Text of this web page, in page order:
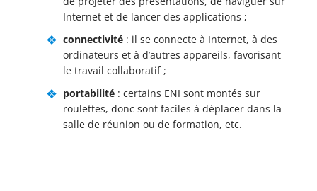
Internet et de lancer des applications ;
connectivité : il se connecte à Internet, à des
ordinateurs et à d’autres appareils, favorisant
le travail collaboratif ;
portabilité : certains ENI sont montés sur
roulettes, donc sont faciles à déplacer dans la
salle de réunion ou de formation, etc.